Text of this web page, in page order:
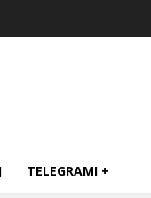
TELEGRAMI +